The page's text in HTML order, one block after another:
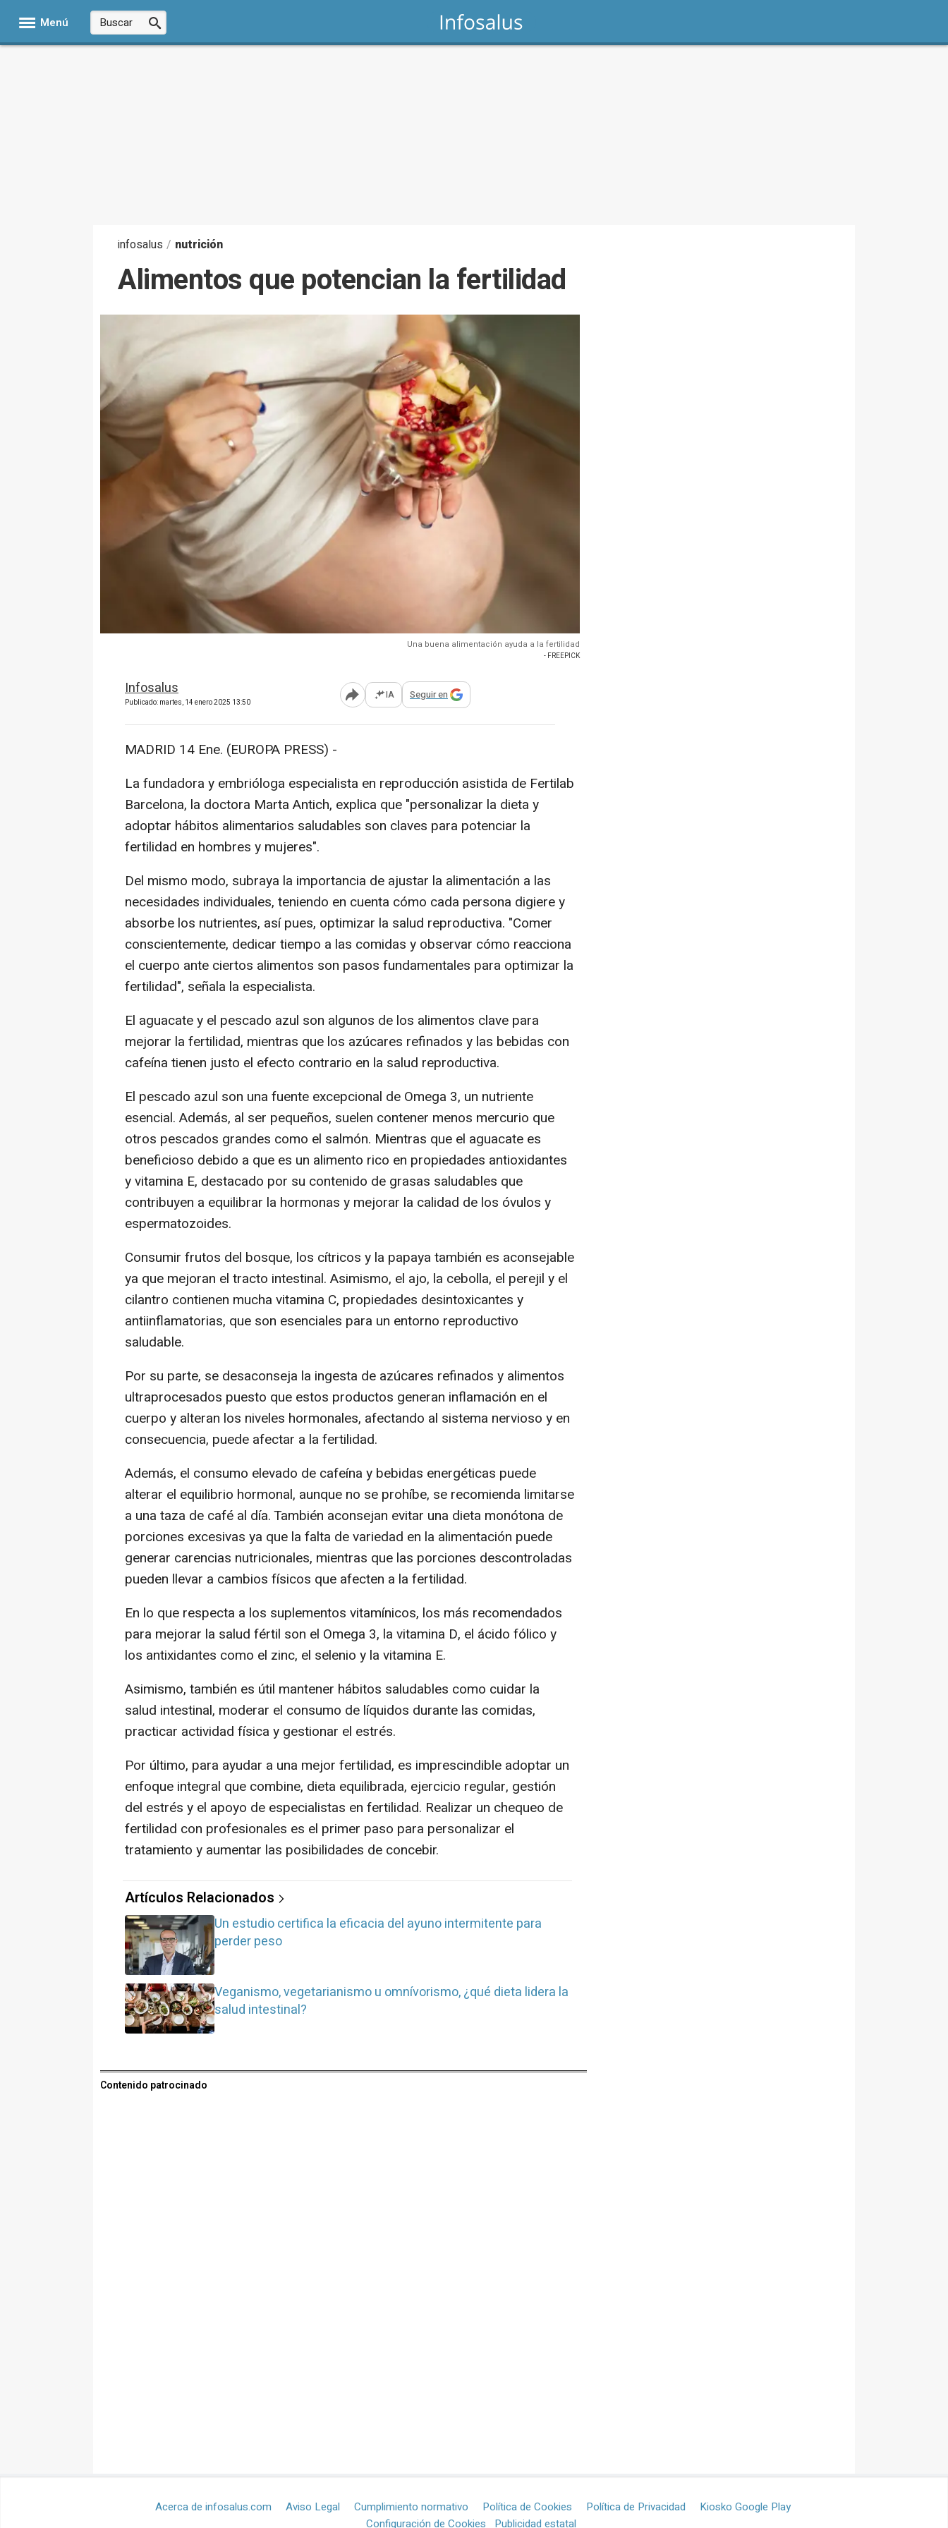
Menú
infosalus / nutrición
Alimentos que potencian la fertilidad
Una buena alimentación ayuda a la fertilidad
- FREEPICK
Infosalus
Publicado: martes, 14 enero 2025 13:50 Abrir opciones para compartir
IA Seguir en
MADRID 14 Ene. (EUROPA PRESS) -
La fundadora y embrióloga especialista en reproducción asistida de Fertilab
Barcelona, la doctora Marta Antich, explica que "personalizar la dieta y
adoptar hábitos alimentarios saludables son claves para potenciar la
fertilidad en hombres y mujeres".
Del mismo modo, subraya la importancia de ajustar la alimentación a las
necesidades individuales, teniendo en cuenta cómo cada persona digiere y
absorbe los nutrientes, así pues, optimizar la salud reproductiva. "Comer
conscientemente, dedicar tiempo a las comidas y observar cómo reacciona
el cuerpo ante ciertos alimentos son pasos fundamentales para optimizar la
fertilidad", señala la especialista.
El aguacate y el pescado azul son algunos de los alimentos clave para
mejorar la fertilidad, mientras que los azúcares refinados y las bebidas con
cafeína tienen justo el efecto contrario en la salud reproductiva.
El pescado azul son una fuente excepcional de Omega 3, un nutriente
esencial. Además, al ser pequeños, suelen contener menos mercurio que
otros pescados grandes como el salmón. Mientras que el aguacate es
beneficioso debido a que es un alimento rico en propiedades antioxidantes
y vitamina E, destacado por su contenido de grasas saludables que
contribuyen a equilibrar la hormonas y mejorar la calidad de los óvulos y
espermatozoides.
Consumir frutos del bosque, los cítricos y la papaya también es aconsejable
ya que mejoran el tracto intestinal. Asimismo, el ajo, la cebolla, el perejil y el
cilantro contienen mucha vitamina C, propiedades desintoxicantes y
antiinflamatorias, que son esenciales para un entorno reproductivo
saludable.
Por su parte, se desaconseja la ingesta de azúcares refinados y alimentos
ultraprocesados puesto que estos productos generan inflamación en el
cuerpo y alteran los niveles hormonales, afectando al sistema nervioso y en
consecuencia, puede afectar a la fertilidad.
Además, el consumo elevado de cafeína y bebidas energéticas puede
alterar el equilibrio hormonal, aunque no se prohíbe, se recomienda limitarse
a una taza de café al día. También aconsejan evitar una dieta monótona de
porciones excesivas ya que la falta de variedad en la alimentación puede
generar carencias nutricionales, mientras que las porciones descontroladas
pueden llevar a cambios físicos que afecten a la fertilidad.
En lo que respecta a los suplementos vitamínicos, los más recomendados
para mejorar la salud fértil son el Omega 3, la vitamina D, el ácido fólico y
los antixidantes como el zinc, el selenio y la vitamina E.
Asimismo, también es útil mantener hábitos saludables como cuidar la
salud intestinal, moderar el consumo de líquidos durante las comidas,
practicar actividad física y gestionar el estrés.
Por último, para ayudar a una mejor fertilidad, es imprescindible adoptar un
enfoque integral que combine, dieta equilibrada, ejercicio regular, gestión
del estrés y el apoyo de especialistas en fertilidad. Realizar un chequeo de
fertilidad con profesionales es el primer paso para personalizar el
tratamiento y aumentar las posibilidades de concebir.
Artículos Relacionados
Un estudio certifica la eficacia del ayuno intermitente para
perder peso
Veganismo, vegetarianismo u omnívorismo, ¿qué dieta lidera la
salud intestinal?
Contenido patrocinado
Acerca de infosalus.com Aviso Legal Cumplimiento normativo Política de Cookies Política de Privacidad
Kiosko Google Play
Configuración de Cookies
Publicidad estatal